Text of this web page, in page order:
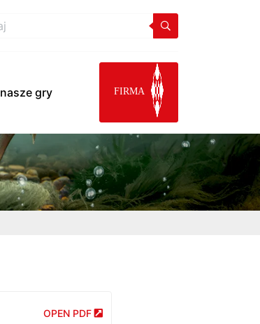
nasze gry FIRMA
OPEN PDF